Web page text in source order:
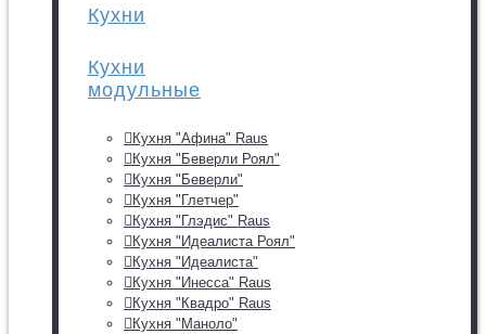
Кухни
Кухни
модульные
Кухня "Афина" Raus
Кухня "Беверли Роял"
Кухня "Беверли"
Кухня "Глетчер"
Кухня "Глэдис" Raus
Кухня "Идеалиста Роял"
Кухня "Идеалиста"
Кухня "Инесса" Raus
Кухня "Квадро" Raus
Кухня "Маноло"